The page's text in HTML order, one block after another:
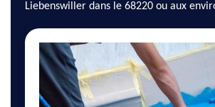
Liebenswiller dans le 68220 ou aux